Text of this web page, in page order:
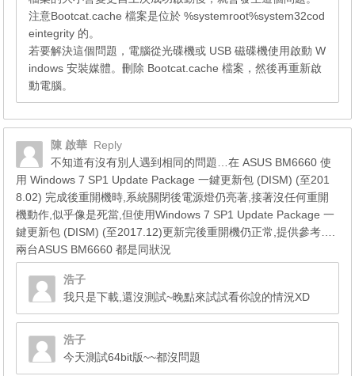
注意Bootcat.cache 檔案是位於 %systemroot%system32cod
eintegrity 的。
若要解決這個問題，電腦從光碟機或 USB 磁碟機使用啟動 W
indows 安裝媒體。刪除 Bootcat.cache 檔案，然後再重新啟
動電腦。
陳 啟華 Reply
不知道有沒有別人遇到相同的問題…在 ASUS BM6660 使
用 Windows 7 SP1 Update Package 一鍵更新包 (DISM) (至201
8.02) 完成後重開機時,系統關閉後電源燈仍亮著,接著沒任何重開
機動作,似乎像是死當,但使用Windows 7 SP1 Update Package 一
鍵更新包 (DISM) (至2017.12)更新完後重開機仍正常,提供參考….
兩台ASUS BM6660 都是同狀況
浩子
我只是下載,還沒測試~晚點來試試看你說的情況XD
浩子
今天測試64bit版~~都沒問題